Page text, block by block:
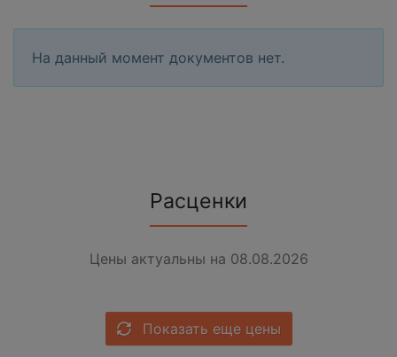
На данный момент документов нет.
Расценки
Цены актуальны на 08.08.2026
Показать еще цены